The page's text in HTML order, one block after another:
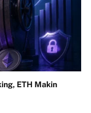
ETH Makin